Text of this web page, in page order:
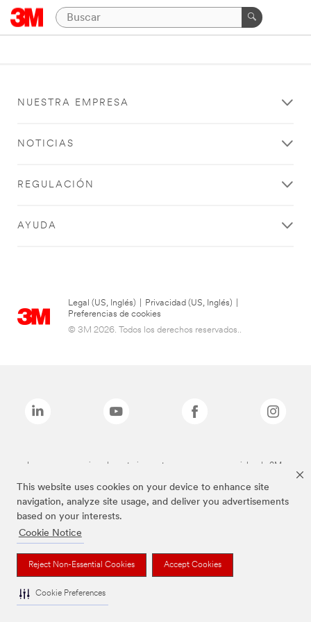
This website uses cookies on your device to enhance site
navigation, analyze site usage, and deliver you advertisements
based on your interests.
Cookie Notice
Reject Non-Essential Cookies Accept Cookies
Cookie Preferences
NUESTRA EMPRESA
NOTICIAS
REGULACIÓN
AYUDA
Legal (US, Inglés) Privacidad (US, Inglés)
Preferencias de cookies
© 3M 2026. Todos los derechos reservados..
Las marcas mencionadas anteriormente son marcas comerciales de 3M.